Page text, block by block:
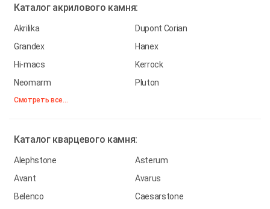
Каталог акрилового камня:
Akrilika
Dupont Corian
Grandex
Hanex
Hi-macs
Kerrock
Neomarm
Pluton
Смотреть все...
Каталог кварцевого камня:
Alephstone
Asterum
Avant
Avarus
Belenco
Caesarstone